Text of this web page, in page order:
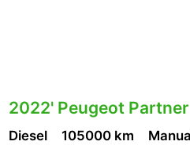
2022' Peugeot Partner
Diesel 105000 km